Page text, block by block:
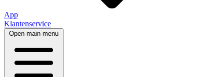
App
Klantenservice
Open main menu